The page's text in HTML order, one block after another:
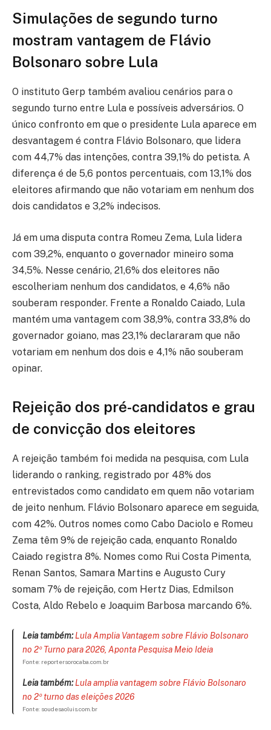
Simulações de segundo turno
mostram vantagem de Flávio
Bolsonaro sobre Lula
O instituto Gerp também avaliou cenários para o
segundo turno entre Lula e possíveis adversários. O
único confronto em que o presidente Lula aparece em
desvantagem é contra Flávio Bolsonaro, que lidera
com 44,7% das intenções, contra 39,1% do petista. A
diferença é de 5,6 pontos percentuais, com 13,1% dos
eleitores afirmando que não votariam em nenhum dos
dois candidatos e 3,2% indecisos.
Já em uma disputa contra Romeu Zema, Lula lidera
com 39,2%, enquanto o governador mineiro soma
34,5%. Nesse cenário, 21,6% dos eleitores não
escolheriam nenhum dos candidatos, e 4,6% não
souberam responder. Frente a Ronaldo Caiado, Lula
mantém uma vantagem com 38,9%, contra 33,8% do
governador goiano, mas 23,1% declararam que não
votariam em nenhum dos dois e 4,1% não souberam
opinar.
Rejeição dos pré-candidatos e grau
de convicção dos eleitores
A rejeição também foi medida na pesquisa, com Lula
liderando o ranking, registrado por 48% dos
entrevistados como candidato em quem não votariam
de jeito nenhum. Flávio Bolsonaro aparece em seguida,
com 42%. Outros nomes como Cabo Daciolo e Romeu
Zema têm 9% de rejeição cada, enquanto Ronaldo
Caiado registra 8%. Nomes como Rui Costa Pimenta,
Renan Santos, Samara Martins e Augusto Cury
somam 7% de rejeição, com Hertz Dias, Edmilson
Costa, Aldo Rebelo e Joaquim Barbosa marcando 6%.
Leia também: Lula Amplia Vantagem sobre Flávio Bolsonaro
no 2º Turno para 2026, Aponta Pesquisa Meio Ideia
Fonte: reportersorocaba.com.br
Leia também: Lula amplia vantagem sobre Flávio Bolsonaro
no 2º turno das eleições 2026
Fonte: soudesaoluis.com.br